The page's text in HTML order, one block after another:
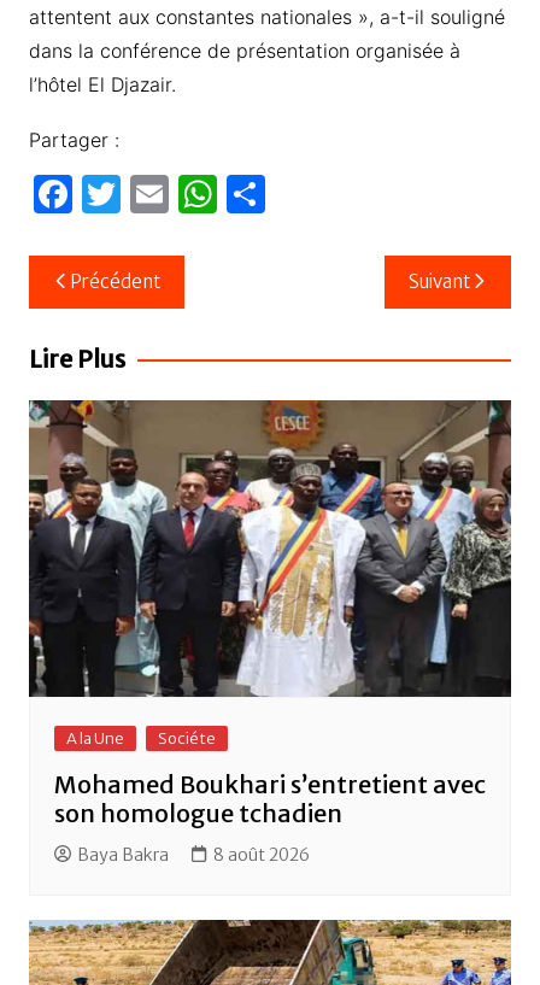
attentent aux constantes nationales », a-t-il souligné
dans la conférence de présentation organisée à
l’hôtel El Djazair.
Partager :
F
c
e
b
o
k
T
itt
er
E
ail
W
A
P
er
Navigation
de
l’article
Précédent Suivant
Lire Plus
A la Une Sociéte
Mohamed Boukhari s’entretient avec
son homologue tchadien
Baya Bakra 8 août 2026